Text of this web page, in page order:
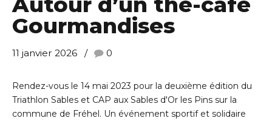
Gourmandises
11 janvier 2026 0
Rendez-vous le 14 mai 2023 pour la deuxième édition du
Triathlon Sables et CAP aux Sables d'Or les Pins sur la
commune de Fréhel. Un événement sportif et solidaire